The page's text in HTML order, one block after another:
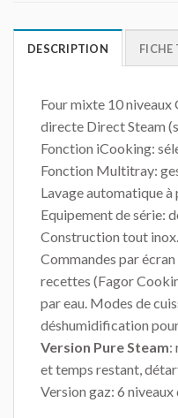
DESCRIPTION FICHE
Four mixte 10
directe Direct Steam
Fonction iCooking:
Fonction Multitray:
Lavage automatique à
Equipement de série:
Construction tout
Commandes par
recettes (Fagor
par eau. Modes de
déshumidification
Version Pure Steam:
et temps restant,
Version gaz: 6